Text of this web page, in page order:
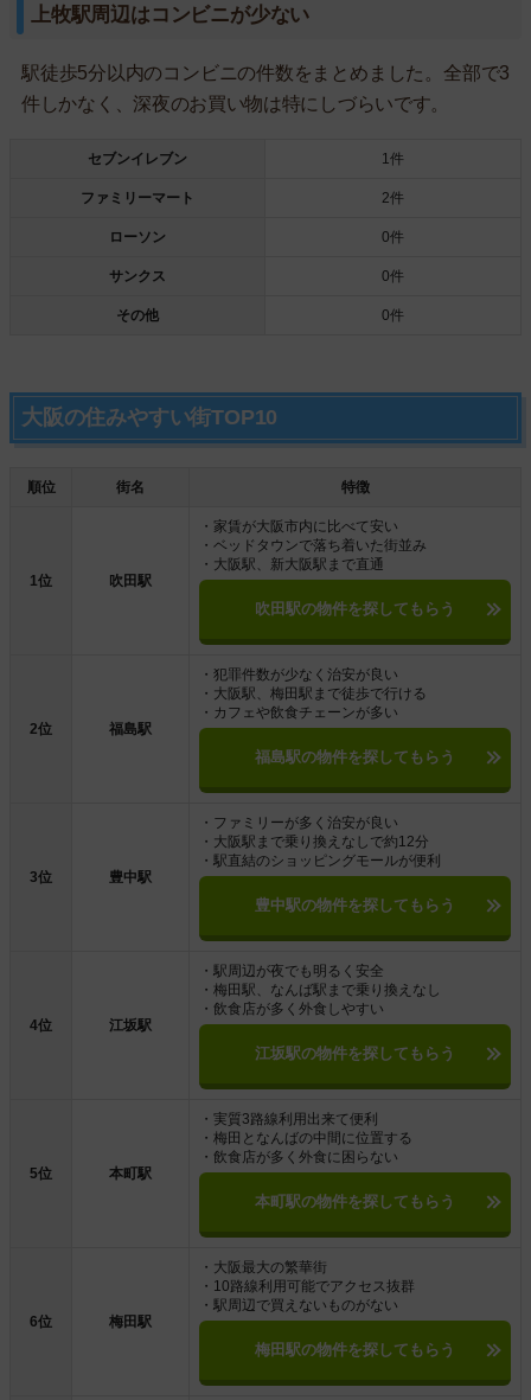
上牧駅周辺はコンビニが少ない
駅徒歩5分以内のコンビニの件数をまとめました。全部で3
件しかなく、深夜のお買い物は特にしづらいです。
セブンイレブン 1件
ファミリーマート 2件
ローソン 0件
サンクス 0件
その他 0件
大阪の住みやすい街TOP10
順位 街名 特徴
1位 吹田駅
・家賃が大阪市内に比べて安い
・ベッドタウンで落ち着いた街並み
・大阪駅、新大阪駅まで直通
吹田駅の物件を探してもらう
2位 福島駅
・犯罪件数が少なく治安が良い
・大阪駅、梅田駅まで徒歩で行ける
・カフェや飲食チェーンが多い
福島駅の物件を探してもらう
3位 豊中駅
・ファミリーが多く治安が良い
・大阪駅まで乗り換えなしで約12分
・駅直結のショッピングモールが便利
豊中駅の物件を探してもらう
4位 江坂駅
・駅周辺が夜でも明るく安全
・梅田駅、なんば駅まで乗り換えなし
・飲食店が多く外食しやすい
江坂駅の物件を探してもらう
5位 本町駅
・実質3路線利用出来て便利
・梅田となんばの中間に位置する
・飲食店が多く外食に困らない
本町駅の物件を探してもらう
6位 梅田駅
・大阪最大の繁華街
・10路線利用可能でアクセス抜群
・駅周辺で買えないものがない
梅田駅の物件を探してもらう